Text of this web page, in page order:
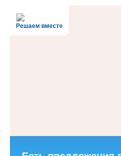
Решаем вместе